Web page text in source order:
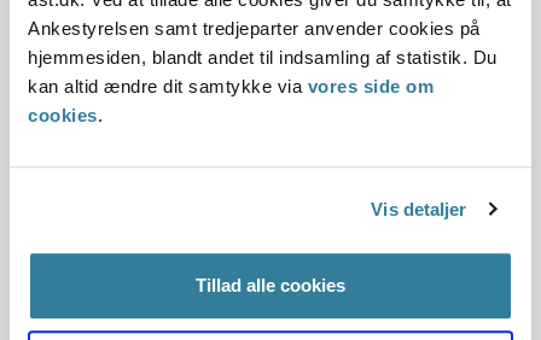
Ankestyrelsen samt tredjeparter anvender cookies på
hjemmesiden, blandt andet til indsamling af statistik. Du
kan altid ændre dit samtykke via vores side om
cookies.
Vis detaljer
Tillad alle cookies
afviklingsperioden eller med en potentiel anden aktør efter
DIA’s ophør.
Ankestyrelsen har orienteret DIA´s samarbejdsparter og
de relevante myndigheder i disse lande om den aktuelle